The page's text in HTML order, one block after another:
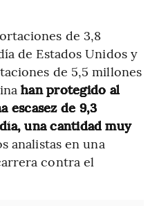
de 3,8
de Estados Unidos y
de 5,5 millones
han protegido al
escasez de 9,3
una cantidad muy
analistas en una
contra el